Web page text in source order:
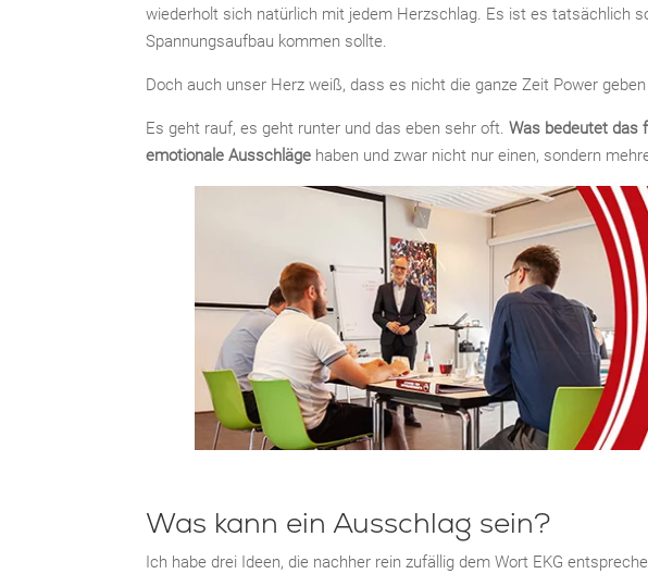
wiederholt sich natürlich mit jedem Herzschlag. Es ist es tatsächlich
Spannungsaufbau kommen sollte.
Doch auch unser Herz weiß, dass es nicht die ganze Zeit Power
Es geht rauf, es geht runter und das eben sehr oft.Was bedeutet das
emotionale Ausschläge haben und zwar nicht nur einen, sondern
Was kann ein Ausschlag sein?
Ich habe drei Ideen, die nachher rein zufällig dem Wort EKG